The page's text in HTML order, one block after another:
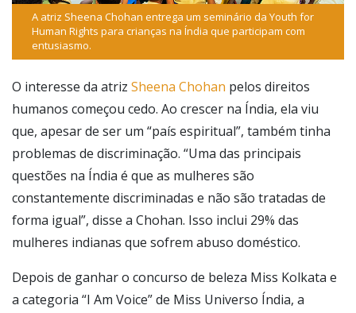
A atriz Sheena Chohan entrega um seminário da Youth for
Human Rights para crianças na Índia que participam com
entusiasmo.
O interesse da atriz Sheena Chohan pelos direitos
humanos começou cedo. Ao crescer na Índia, ela viu
que, apesar de ser um “país espiritual”, também tinha
problemas de discriminação. “Uma das principais
questões na Índia é que as mulheres são
constantemente discriminadas e não são tratadas de
forma igual”, disse a Chohan. Isso inclui 29% das
mulheres indianas que sofrem abuso doméstico.
Depois de ganhar o concurso de beleza Miss Kolkata e
a categoria “I Am Voice” de Miss Universo Índia, a